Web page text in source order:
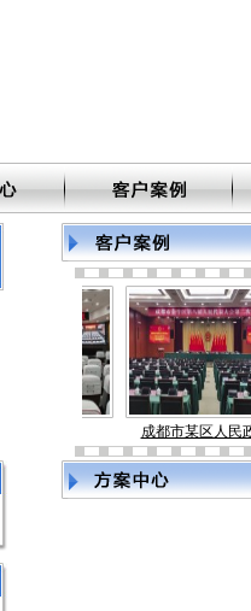
成都市某区人民政